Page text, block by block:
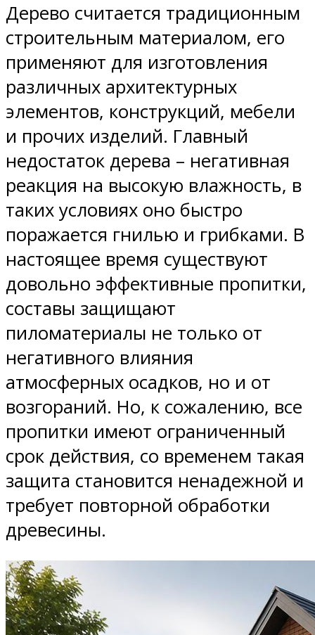
Дерево считается традиционным
строительным материалом, его
применяют для изготовления
различных архитектурных
элементов, конструкций, мебели
и прочих изделий. Главный
недостаток дерева – негативная
реакция на высокую влажность, в
таких условиях оно быстро
поражается гнилью и грибками. В
настоящее время существуют
довольно эффективные пропитки,
составы защищают
пиломатериалы не только от
негативного влияния
атмосферных осадков, но и от
возгораний. Но, к сожалению, все
пропитки имеют ограниченный
срок действия, со временем такая
защита становится ненадежной и
требует повторной обработки
древесины.